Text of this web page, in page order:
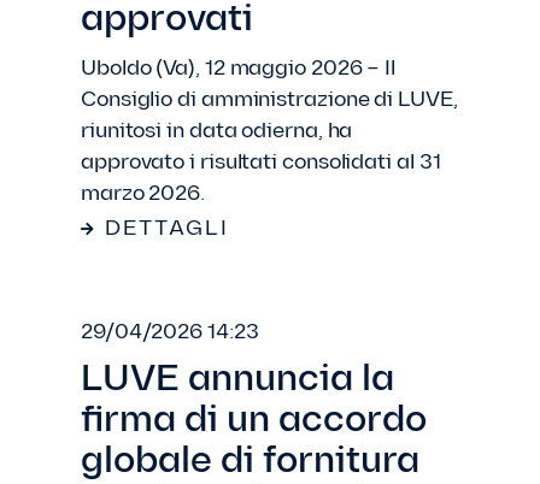
approvati
Uboldo (Va), 12 maggio 2026 – Il
Consiglio di amministrazione di LUVE,
riunitosi in data odierna, ha
approvato i risultati consolidati al 31
marzo 2026.
DETTAGLI
29/04/2026 14:23
LUVE annuncia la
firma di un accordo
globale di fornitura